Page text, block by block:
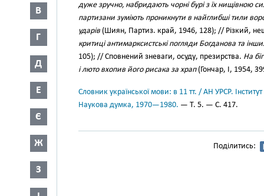
В
Г
Д
Е
Є
Ж
З
дуже зручно, набридають чорні бурі з їх нищівною
партизани зуміють проникнути в найглибші тили
ударів (Шиян, Партиз. край, 1946, 128); // Різкий,
критиці антимарксистські погляди Богданова та
105); // Сповнений зневаги, осуду, презирства. На
і люто вхопив його рисака за храп(Гончар, І, 1954,
Словник української мови: в 11 тт. / АН УРСР.
Наукова думка, 1970—1980. — Т. 5. — С. 417.
Поділитись: